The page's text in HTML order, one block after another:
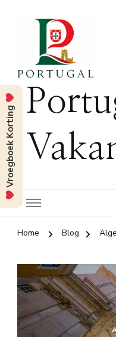
Home Blog
Vroegboek Korting